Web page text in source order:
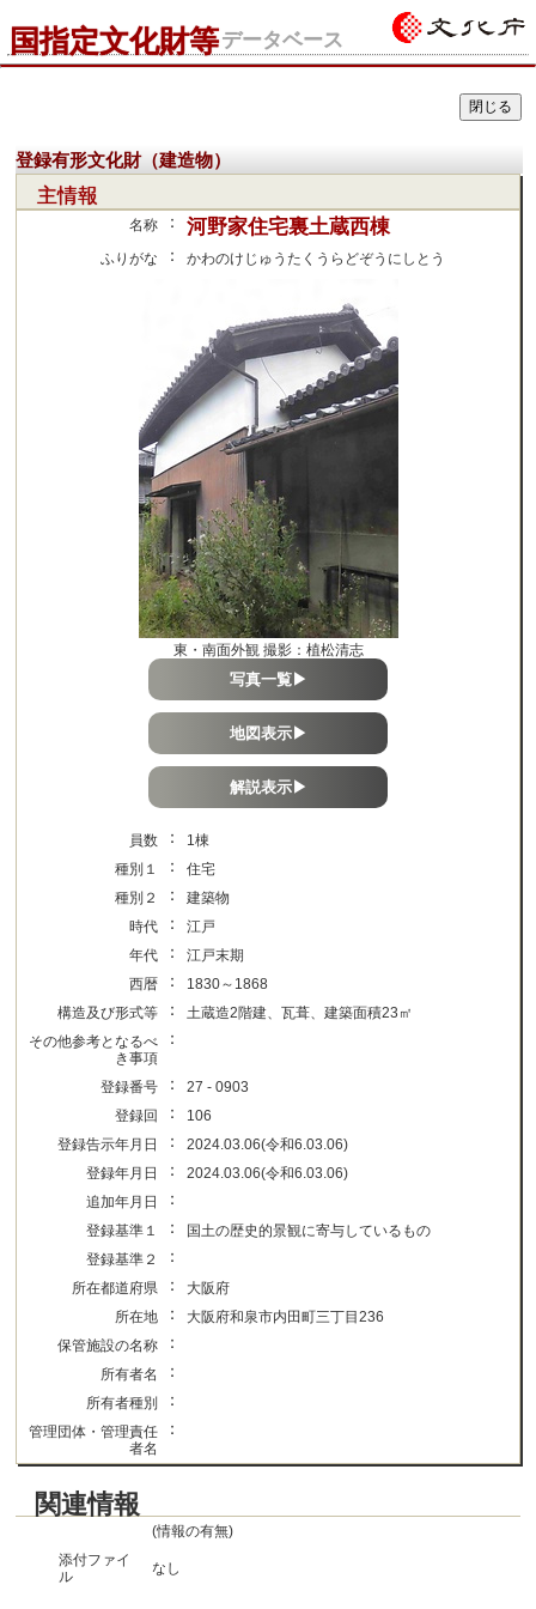
国指定文化財等データベース
登録有形文化財（建造物）
主情報
名称 ： 河野家住宅裏土蔵西棟
ふりがな ： かわのけじゅうたくうらどぞうにしとう
東・南面外観 撮影：植松清志
写真一覧▶
地図表示▶
解説表示▶
員数 ：
1棟
種別１
：
住宅
種別２
：
建築物
時代
：
江戸
年代
：
江戸末期
西暦
：
1830～1868
構造及び形式等
：
土蔵造2階建、瓦葺、建築面積23㎡
その他参考となるべ
き事項
：
登録番号 ：
27 - 0903
登録回
：
106
登録告示年月日
：
2024.03.06(令和6.03.06)
登録年月日
：
2024.03.06(令和6.03.06)
追加年月日
：
登録基準１ ：
国土の歴史的景観に寄与しているもの
登録基準２
：
所在都道府県 ：
大阪府
所在地
：
大阪府和泉市内田町三丁目236
保管施設の名称
：
所有者名 ：
所有者種別 ：
管理団体・管理責任
者名
：
関連情報
(情報の有無)
添付ファイ
ル
なし